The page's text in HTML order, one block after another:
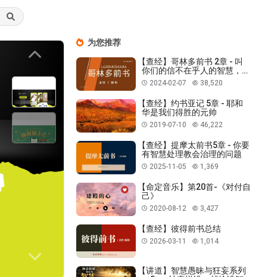
为您推荐
【查经】哥林多前书 2章 - 叫
你们的信不在乎人的智慧，只
在乎神的大能
2024-02-07 38,520
【查经】约书亚记 5章 - 耶和
华是我们得胜的元帅
2019-07-10 46,222
【查经】提摩太前书5章 - 你要
有智慧处理教会治理的问题
2025-11-05 1,369
【命定音乐】第20首-《对付自
己》
2020-08-12 3,427
【查经】彼得前书总结
2026-03-11 1,014
【讲道】智慧愚昧与狂妄系列